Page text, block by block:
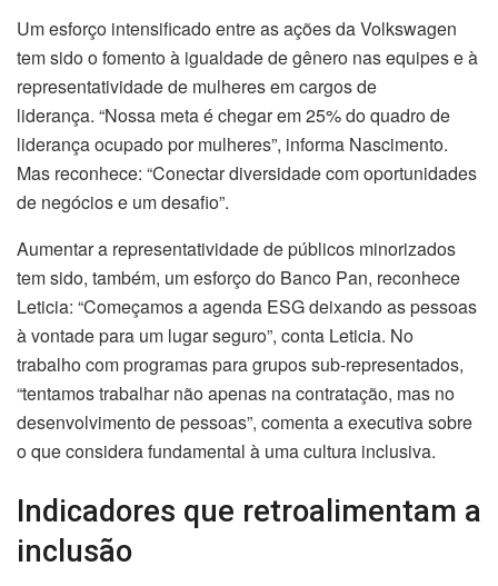
Um esforço intensificado entre as ações da Volkswagen
tem sido o fomento à igualdade de gênero nas equipes e à
representatividade de mulheres em cargos de
liderança. “Nossa meta é chegar em 25% do quadro de
liderança ocupado por mulheres”, informa Nascimento.
Mas reconhece: “Conectar diversidade com oportunidades
de negócios e um desafio”.
Aumentar a representatividade de públicos minorizados
tem sido, também, um esforço do Banco Pan, reconhece
Leticia: “Começamos a agenda ESG deixando as pessoas
à vontade para um lugar seguro”, conta Leticia. No
trabalho com programas para grupos sub-representados,
“tentamos trabalhar não apenas na contratação, mas no
desenvolvimento de pessoas”, comenta a executiva sobre
o que considera fundamental à uma cultura inclusiva.
Indicadores que retroalimentam a
inclusão